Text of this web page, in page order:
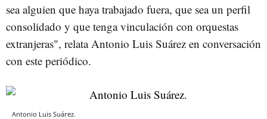
sea alguien que haya trabajado fuera, que sea un perfil
consolidado y que tenga vinculación con orquestas
extranjeras", relata Antonio Luis Suárez en conversación
con este periódico.
Antonio Luis Suárez.